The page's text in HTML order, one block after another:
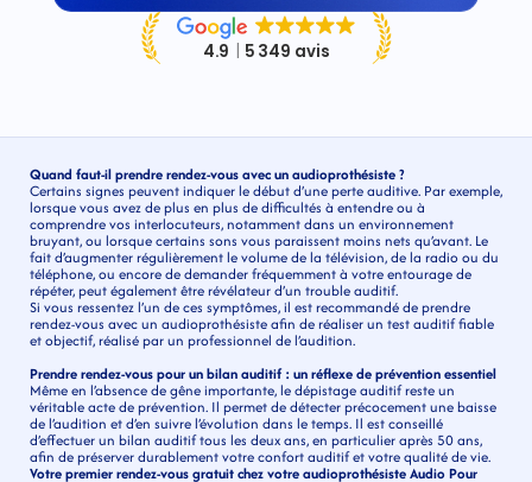
Quand faut-il prendre rendez-vous avec un audioprothésiste ?
Certains signes peuvent indiquer le début d’une perte auditive. Par exemple,
lorsque vous avez de plus en plus de difficultés à entendre ou à
comprendre vos interlocuteurs, notamment dans un environnement
bruyant, ou lorsque certains sons vous paraissent moins nets qu’avant. Le
fait d’augmenter régulièrement le volume de la télévision, de la radio ou du
téléphone, ou encore de demander fréquemment à votre entourage de
répéter, peut également être révélateur d’un trouble auditif.
Si vous ressentez l’un de ces symptômes, il est recommandé de prendre
rendez-vous avec un audioprothésiste afin de réaliser un test auditif fiable
et objectif, réalisé par un professionnel de l’audition.
Prendre rendez-vous pour un bilan auditif : un réflexe de prévention essentiel
Même en l’absence de gêne importante, le dépistage auditif reste un
véritable acte de prévention. Il permet de détecter précocement une baisse
de l’audition et d’en suivre l’évolution dans le temps. Il est conseillé
d’effectuer un bilan auditif tous les deux ans, en particulier après 50 ans,
afin de préserver durablement votre confort auditif et votre qualité de vie.
Votre premier rendez-vous gratuit chez votre audioprothésiste Audio Pour